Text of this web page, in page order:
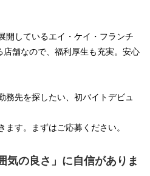
しているエイ・ケイ・フランチ
舗なので、福利厚生も充実。安心
務先を探したい、初バイトデビュ
す。まずはご応募ください。
気の良さ」に自信がありま